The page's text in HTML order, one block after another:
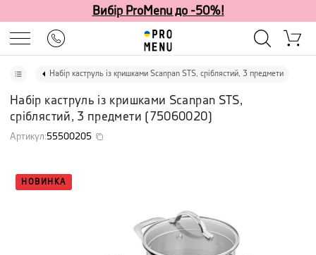
Вибір ProMenu до -50%!
Набір каструль із кришками Scanpan STS, сріблястий, 3 предмети
Набір каструль із кришками Scanpan STS,
сріблястий, 3 предмети (75060020)
Артикул:55500205
НОВИНКА